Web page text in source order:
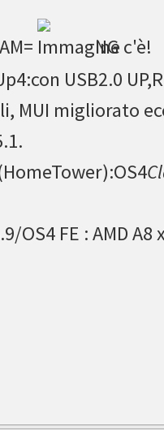
NG c'è!
USB2.0
MUI migliorato
OS4 FE : AMD A8